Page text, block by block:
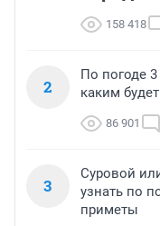
158 418
2
По погоде
каким
86 901
3
Суровой
узнать по
приметы